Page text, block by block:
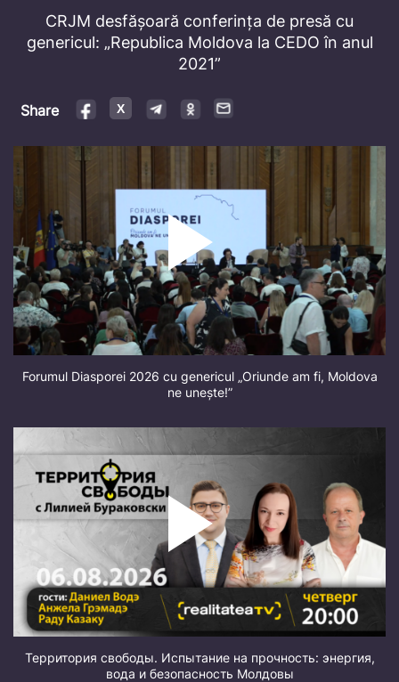
CRJM desfășoară conferința de presă cu
genericul: „Republica Moldova la CEDO în anul
2021”
Share
Forumul Diasporei 2026 cu genericul „Oriunde am fi, Moldova
ne unește!”
Территория свободы. Испытание на прочность: энергия,
вода и безопасность Молдовы